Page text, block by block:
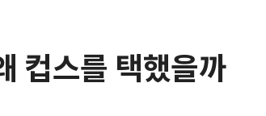
컵스를 택했을까